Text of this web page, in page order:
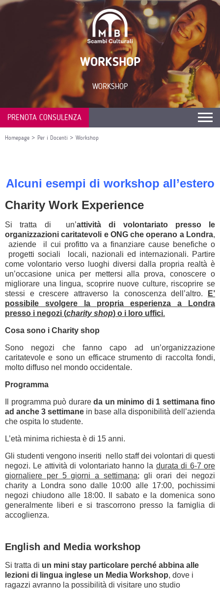
WORKSHOP
WORKSHOP
PRENOTA CONSULENZA
Homepage > Per i Docenti > Workshop
Alcuni esempi di workshop all’estero
Charity Work Experience
Si tratta di un’attività di volontariato presso le
organizzazioni caritatevoli e ONG che operano a Londra,
aziende il cui profitto va a finanziare cause benefiche o
progetti sociali locali, nazionali ed internazionali. Partire
come volontario verso luoghi diversi dalla propria realtà è
un’occasione unica per mettersi alla prova, conoscere o
migliorare una lingua, scoprire nuove culture, riscoprire se
stessi e crescere attraverso la conoscenza dell’altro.
E’
possibile svolgere la propria esperienza a Londra
presso i negozi (charity shop) o i loro uffici.
Cosa sono i Charity shop
Sono negozi che fanno capo ad un’organizzazione
caritatevole e sono un efficace strumento di raccolta fondi,
molto diffuso nel mondo occidentale.
Programma
Il programma può durare da un minimo di 1 settimana fino
ad anche 3 settimane in base alla disponibilità dell’azienda
che ospita lo studente.
L’età minima richiesta è di 15 anni.
Gli studenti vengono inseriti nello staff dei volontari di questi
negozi. Le attività di volontariato hanno la durata di 6-7 ore
giornaliere per 5 giorni a settimana; gli orari dei negozi
charity a Londra sono dalle 10:00 alle 17:00, pochissimi
negozi chiudono alle 18:00. Il sabato e la domenica sono
generalmente liberi e si trascorrono presso la famiglia di
accoglienza.
English and Media workshop
Si tratta di un mini stay particolare perché abbina alle
lezioni di lingua inglese un Media Workshop, dove i
ragazzi avranno la possibilità di visitare uno studio